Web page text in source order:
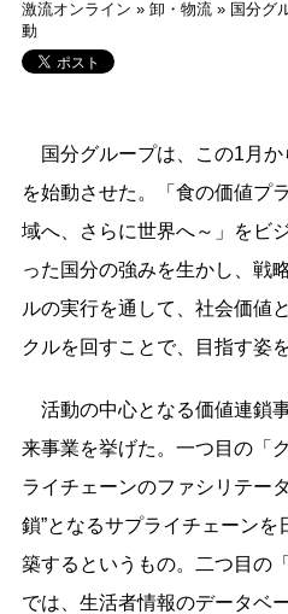
激流オンライン » 卸・物流» 国分グ
動
国分グループは、この1月か
を始動させた。「食の価値プ
域へ、さらに世界へ～」をビ
った国分の強みを生かし、戦
ルの実行を通して、社会価値
クルを回すことで、目指す姿
活動の中心となる価値連鎖
来事業を挙げた。一つ目の「
ライチェーンのファシリテー
鎖”となるサプライチェーン
築するというもの。二つ目の
では、生活者情報のデータベ